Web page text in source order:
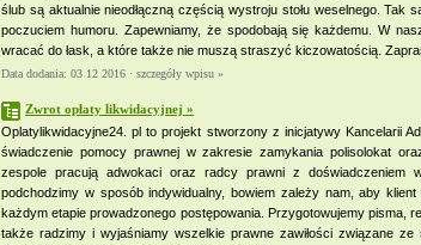
ślub są aktualnie nieodłączną częścią wystroju stołu weselnego.
poczuciem humoru. Zapewniamy, że spodobają się każdemu. W
wracać do łask, a które także nie muszą straszyć kiczowatością.
Data dodania: 03 12 2016 · szczegóły wpisu »
Zwrot opłaty likwidacyjnej »
Oplatylikwidacyjne24. pl to projekt stworzony z inicjatywy Kancelarii
świadczenie pomocy prawnej w zakresie zamykania polisolokat
zespole pracują adwokaci oraz radcy prawni z
podchodzimy w sposób indywidualny, bowiem zależy nam, aby
każdym etapie prowadzonego postępowania. Przygotowujemy pisma,
także radzimy i wyjaśniamy wszelkie prawne zawiłości związane